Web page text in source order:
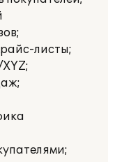
листы;